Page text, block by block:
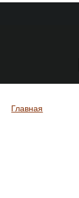
Вы здесь
Главная